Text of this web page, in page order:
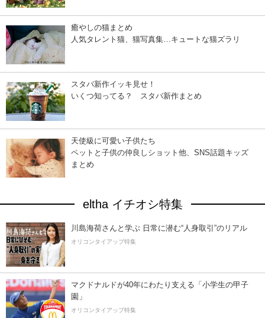
癒やしの猫まとめ
人気タレント猫、猫写真集…キュートな猫ズラリ
スタバ新作イッキ見せ！
いくつ知ってる？ スタバ新作まとめ
天使級に可愛い子供たち
ペットと子供の仲良しショット他、SNS話題キッズ
まとめ
eltha イチオシ特集
川島海荷さんと学ぶ 日常に潜む“人身取引”のリアル
オリコンタイアップ特集
マクドナルドが40年にわたり支える「小学生の甲子
園」
オリコンタイアップ特集